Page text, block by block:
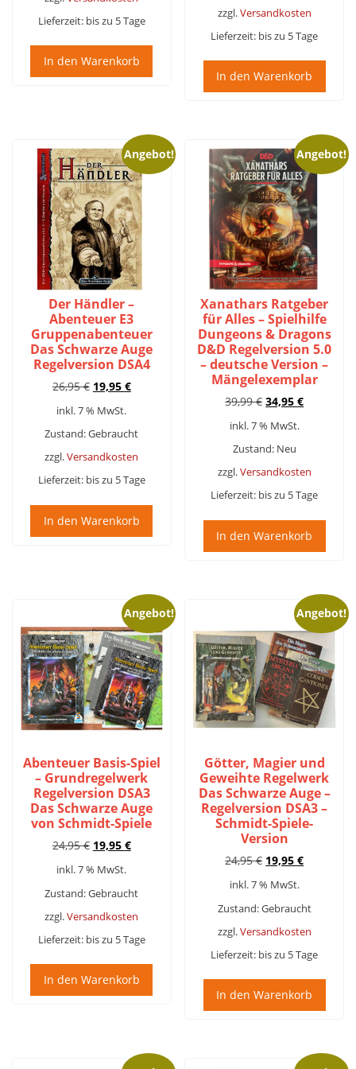
Lieferzeit: bis zu 5 Tage
In den Warenkorb
zzgl.Versandkosten
Lieferzeit: bis zu 5 Tage
In den Warenkorb
Angebot!
Der Händler –
Abenteuer E3
Gruppenabenteuer
Das Schwarze Auge
Regelversion DSA4
26,95€ Ursprünglicher
war:
26,95 €
19,95 €Aktueller
19,95 €.
inkl. 7 % MwSt.
Zustand: Gebraucht
zzgl.Versandkosten
Lieferzeit: bis zu 5 Tage
In den Warenkorb
Angebot!
Xanathars Ratgeber
für Alles – Spielhilfe
Dungeons & Dragons
D&D Regelversion 5.0
– deutsche Version –
Mängelexemplar
39,99€ Ursprünglicher
war:
39,99 €
34,95€Aktueller
inkl. 7 % MwSt.
Zustand: Neu
zzgl.Versandkosten
Lieferzeit: bis zu 5 Tage
In den Warenkorb
Angebot!
Abenteuer Basis-Spiel
– Grundregelwerk
Regelversion DSA3
Das Schwarze Auge
von Schmidt-Spiele
24,95€ Ursprünglicher
war:
24,95 €
19,95 €Aktueller
19,95 €.
inkl. 7 % MwSt.
Zustand: Gebraucht
zzgl.Versandkosten
Lieferzeit: bis zu 5 Tage
In den Warenkorb
Angebot!
Götter, Magier und
Geweihte Regelwerk
Das Schwarze Auge –
Regelversion DSA3 –
Schmidt-Spiele-
Version
24,95€ Ursprünglicher
war:
24,95 €
19,95€Aktueller
19,95 €.
inkl. 7 % MwSt.
Zustand: Gebraucht
zzgl.Versandkosten
Lieferzeit: bis zu 5 Tage
In den Warenkorb